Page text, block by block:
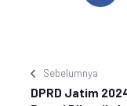
Sebelumnya
DPRD Jatim